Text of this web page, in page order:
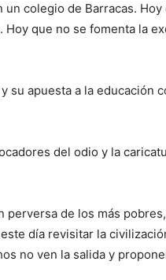
colegio de Barracas. Hoy
que no se fomenta la
su apuesta a la educación
del odio y la
perversa de los más
día revisitar la
no ven la salida y